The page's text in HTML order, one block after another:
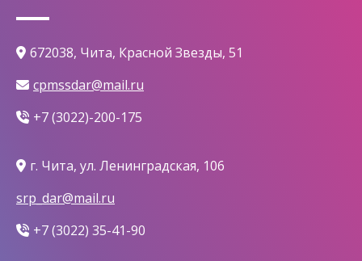
672038, Чита, Красной Звезды, 51
cpmssdar@mail.ru
+7 (3022)-200-175
г. Чита, ул. Ленинградская, 106
srp_dar@mail.ru
+7 (3022) 35-41-90